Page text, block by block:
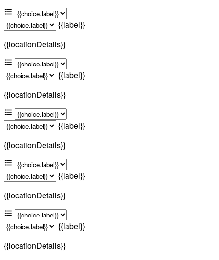
{{label}}
{{locationDetails}}
{{label}}
{{locationDetails}}
{{label}}
{{locationDetails}}
{{label}}
{{locationDetails}}
{{label}}
{{locationDetails}}